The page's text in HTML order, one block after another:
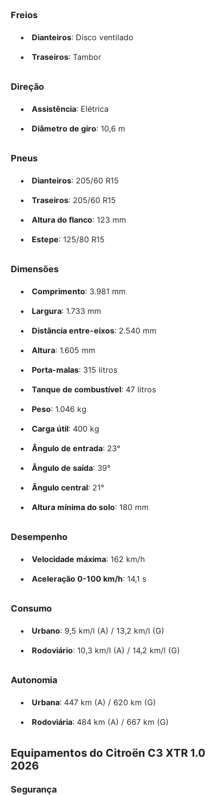
Freios
Dianteiros: Disco ventilado
Traseiros: Tambor
Direção
Assistência: Elétrica
Diâmetro de giro: 10,6 m
Pneus
Dianteiros: 205/60 R15
Traseiros: 205/60 R15
Altura do flanco: 123 mm
Estepe: 125/80 R15
Dimensões
Comprimento: 3.981 mm
Largura: 1.733 mm
Distância entre-eixos: 2.540 mm
Altura: 1.605 mm
Porta-malas: 315 litros
Tanque de combustível: 47 litros
Peso: 1.046 kg
Carga útil: 400 kg
Ângulo de entrada: 23°
Ângulo de saída: 39°
Ângulo central: 21°
Altura mínima do solo: 180 mm
Desempenho
Velocidade máxima: 162 km/h
Aceleração 0-100 km/h: 14,1 s
Consumo
Urbano: 9,5 km/l (A) / 13,2 km/l (G)
Rodoviário: 10,3 km/l (A) / 14,2 km/l (G)
Autonomia
Urbana: 447 km (A) / 620 km (G)
Rodoviária: 484 km (A) / 667 km (G)
Equipamentos do Citroën C3 XTR 1.0
2026
Segurança